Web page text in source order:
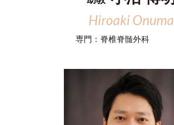
Hiroaki Onuma
専門： 脊椎脊髄外科